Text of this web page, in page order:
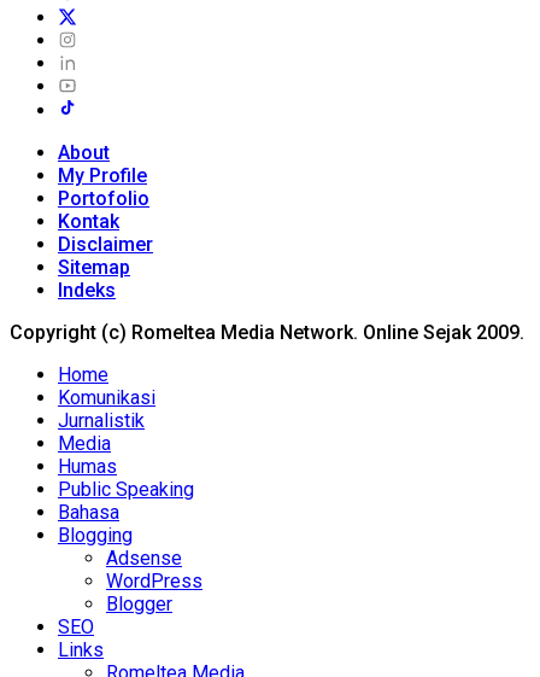
About
My Profile
Portofolio
Kontak
Disclaimer
Sitemap
Indeks
Copyright (c) Romeltea Media Network. Online Sejak 2009.
Home
Komunikasi
Jurnalistik
Media
Humas
Public Speaking
Bahasa
Blogging
Adsense
WordPress
Blogger
SEO
Links
Romeltea Media